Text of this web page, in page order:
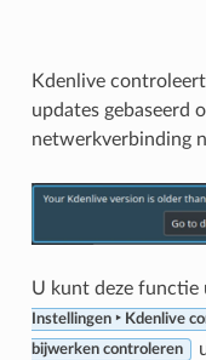
Kdenlive
updates gebaseerd
netwerkverbinding
U kunt deze functie
Instellingen ‣ Kdenlive
bijwerken controleren